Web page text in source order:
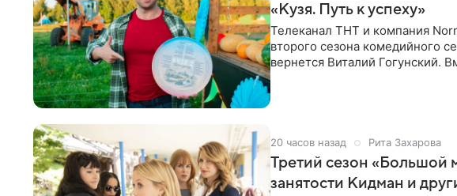
«Кузя. Путь к успеху»
Телеканал ТНТ и компания
второго сезона комедийного
вернется Виталий Гогунский.
20 часов назад Рита Захарова
Третий сезон «Большой
занятости Кидман и